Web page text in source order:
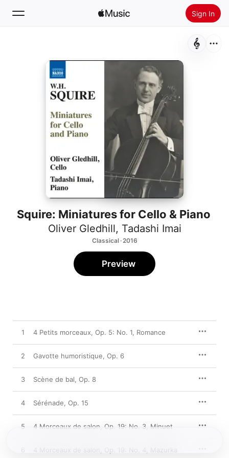
Sign In
Install Apple Music
Squire: Miniatures for Cello & Piano
Oliver Gledhill, Tadashi Imai
Classical · 2016
Preview
1 4 Petits morceaux, Op. 5: No. 1, Romance
2 Gavotte humoristique, Op. 6
3 Scène de bal, Op. 8
4 Sérénade, Op. 15
5 4 Morceaux de salon, Op. 19: No. 3, Minuet
6 4 Morceaux de salon, Op. 19: No. 4, Mazurka